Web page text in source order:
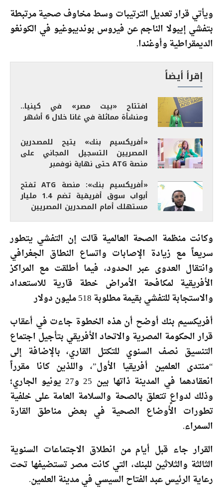
ويأتي قرار تعديل الترتيبات وسط مخاوف صحية مرتبطة
بتفشي إيبولا الناجم عن فيروس بونديبوغيو في الكونغو
الديمقراطية وأوغندا.
إقرأ أيضاً
افتتاح «بيت مصر» في كينيا..
ومنشأة مماثلة في غانا خلال 6 أشهر
«أفريكسيم بنك» يتيح للمصدرين
المصريين التسجيل المجاني على
منصة ATG حتى نهاية نوفمبر
«أفريكسيم بنك»: منصة ATG تفتح
أبواب سوق أفريقية تضم 1.4 مليار
مستهلك أمام المصدرين المصريين
وكانت منظمة الصحة العالمية قالت إن التفشي يتطور
سريعاً مع زيادة الإصابات واتساع النطاق الجغرافي
وانتقال العدوى عبر الحدود، فيما أطلقت مع المراكز
الأفريقية لمكافحة الأمراض خطة قارية للاستعداد
والاستجابة للتفشي بقيمة مطلوبة 518 مليون دولار
أفريكسيم بنك أوضح أن هذه الخطوة جاءت في أعقاب
قرار الحكومة المصرية والاتحاد الأفريقي بتأجيل اجتماع
التنسيق نصف السنوي للتكتل القاري، بالإضافة إلى
“منتدى العلمين أفريقيا الأول”، واللذين كانا مقرراً
انعقادهما في المدينة ذاتها بين 25 و27 يونيو الجاري؛
وذلك لدواعٍ تتعلق بالصحة والسلامة العامة على خلفية
تطورات الأوضاع الصحية في بعض مناطق القارة
السمراء.
القرار جاء قبل أيام من انطلاق الاجتماعات السنوية
الثالثة والثلاثين للبنك، التي كانت مصر تستضيفها تحت
رعاية الرئيس عبد الفتاح السيسي في مدينة العلمين.